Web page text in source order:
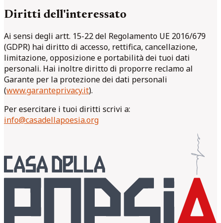
Diritti dell'interessato
Ai sensi degli artt. 15-22 del Regolamento UE 2016/679
(GDPR) hai diritto di accesso, rettifica, cancellazione,
limitazione, opposizione e portabilità dei tuoi dati
personali. Hai inoltre diritto di proporre reclamo al
Garante per la protezione dei dati personali
(www.garanteprivacy.it).
Per esercitare i tuoi diritti scrivi a:
info@casadellapoesia.org